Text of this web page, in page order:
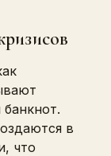
в
что